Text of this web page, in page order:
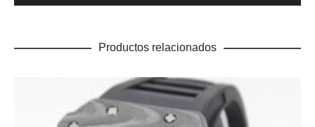
Productos relacionados